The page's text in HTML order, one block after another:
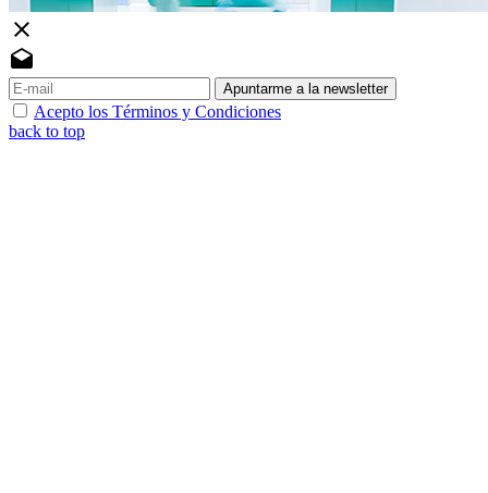
close
drafts
Apuntarme a la newsletter
Acepto los Términos y Condiciones
back to top